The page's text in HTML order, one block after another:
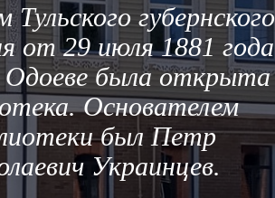
Тульского губернского
от 29 июля 1881 года
Одоеве была открыта
Основателем
был Петр
Украинцев.